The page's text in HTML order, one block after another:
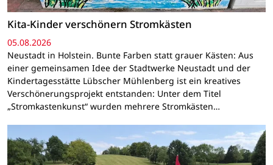
Kita-Kinder verschönern Stromkästen
05.08.2026
Neustadt in Holstein. Bunte Farben statt grauer Kästen: Aus
einer gemeinsamen Idee der Stadtwerke Neustadt und der
Kindertagesstätte Lübscher Mühlenberg ist ein kreatives
Verschönerungsprojekt entstanden: Unter dem Titel
„Stromkastenkunst“ wurden mehrere Stromkästen…